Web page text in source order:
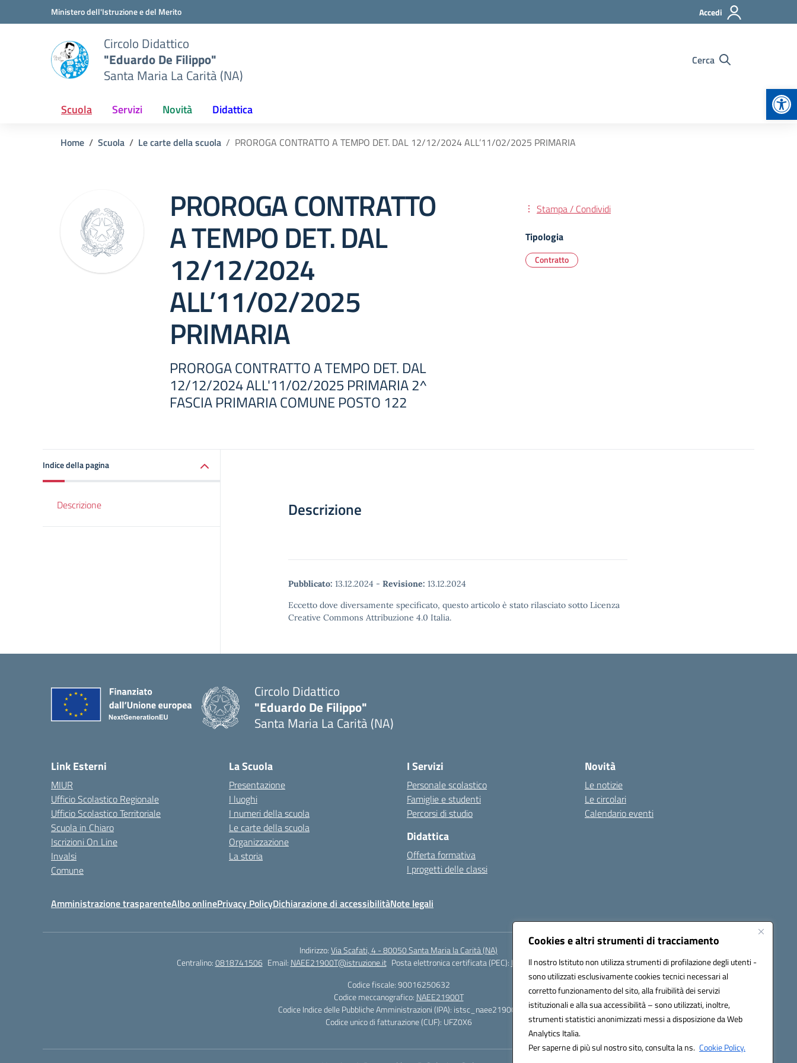
Cookies e altri strumenti di tracciamento
Il nostro Istituto non utilizza strumenti di profilazione degli utenti -
sono utilizzati esclusivamente cookies tecnici necessari al
corretto funzionamento del sito, alla fruibilità dei servizi
istituzionali e alla sua accessibilità – sono utilizzati, inoltre,
strumenti statistici anonimizzati messi a disposizione da Web
Analytics Italia.
Per saperne di più sul nostro sito, consulta la ns. Cookie Policy.
Vai ai contenuti
Vai al menu di navigazioneMinistero dell'Istruzione e del Merito Accedi
Circolo Didattico
"Eduardo De Filippo"
Santa Maria La Carità (NA)
Cerca
Scuola Servizi Novità Didattica
Home Scuola Le carte della scuola PROROGA CONTRATTO A TEMPO DET. DAL 12/12/2024 ALL’11/02/2025 PRIMARIA
PROROGA CONTRATTO
A TEMPO DET. DAL
12/12/2024
ALL’11/02/2025
PRIMARIA
PROROGA CONTRATTO A TEMPO DET. DAL
12/12/2024 ALL'11/02/2025 PRIMARIA 2^
FASCIA PRIMARIA COMUNE POSTO 122
Stampa / Condividi
Tipologia
Contratto
Indice della pagina
Descrizione Descrizione
Pubblicato: 13.12.2024 - Revisione: 13.12.2024
Eccetto dove diversamente specificato, questo articolo è stato rilasciato sotto Licenza
Creative Commons Attribuzione 4.0 Italia.
Circolo Didattico
"Eduardo De Filippo"
Santa Maria La Carità (NA)
Link Esterni
MIUR
Ufficio Scolastico Regionale
Ufficio Scolastico Territoriale
Scuola in Chiaro
Iscrizioni On Line
Invalsi
Comune
La Scuola
Presentazione
I luoghi
I numeri della scuola
Le carte della scuola
Organizzazione
La storia
I Servizi
Personale scolastico
Famiglie e studenti
Percorsi di studio
Didattica
Offerta formativa
I progetti delle classi
Novità
Le notizie
Le circolari
Calendario eventi
Amministrazione trasparenteAlbo onlinePrivacy PolicyDichiarazione di accessibilitàNote legali
Indirizzo:Via Scafati, 4 - 80050 Santa Maria la Carità (NA)
Centralino:0818741506 Email: NAEE21900T@istruzione.it Posta elettronica certificata (PEC): NAEE21900T@pec.istruzione.it
Codice fiscale: 90016250632
Codice meccanografico: NAEE21900T
Codice Indice delle Pubbliche Amministrazioni (IPA): istsc_naee21900t
Codice unico di fatturazione (CUF): UFZ0X6